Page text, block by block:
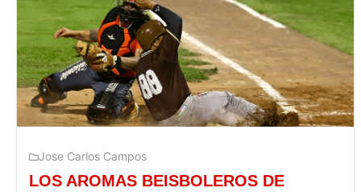
Jose Carlos Campos
LOS AROMAS BEISBOLEROS DE